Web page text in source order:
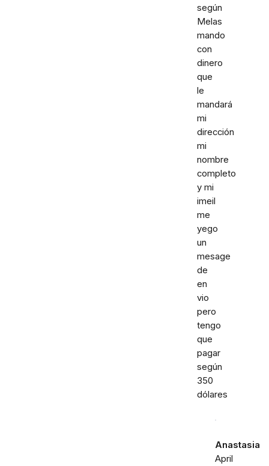
según
Melas
mando
con
dinero
que
le
mandará
mi
dirección
mi
nombre
completo
y mi
imeil
me
yego
un
mesage
de
en
vio
pero
tengo
que
pagar
según
350
dólares
Anastasia
April